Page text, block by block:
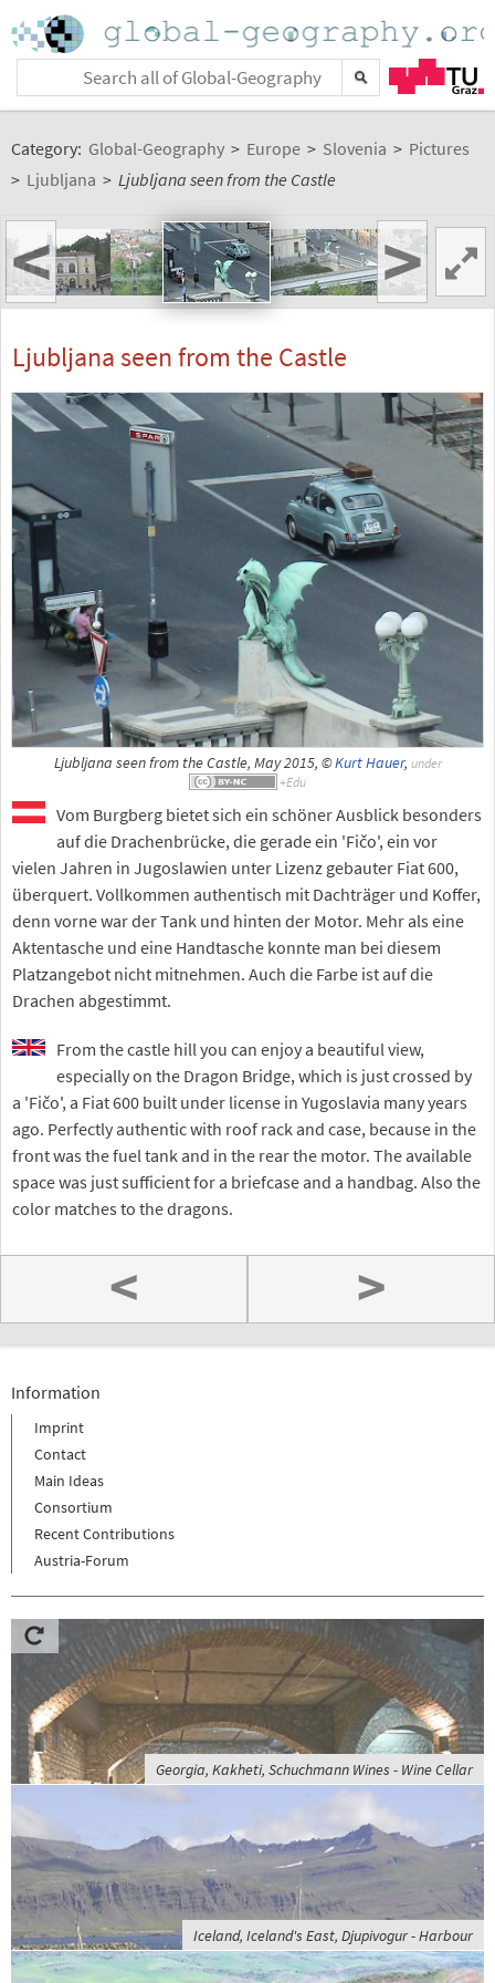
Category: Global-Geography > Europe > Slovenia > Pictures
> Ljubljana > Ljubljana seen from the Castle
< >
Ljubljana seen from the Castle
Ljubljana seen from the Castle, May 2015, ©Kurt Hauer, under
Vom Burgberg bietet sich ein schöner Ausblick besonders
auf die Drachenbrücke, die gerade ein 'Fičo', ein vor
vielen Jahren in Jugoslawien unter Lizenz gebauter Fiat 600,
überquert. Vollkommen authentisch mit Dachträger und Koffer,
denn vorne war der Tank und hinten der Motor. Mehr als eine
Aktentasche und eine Handtasche konnte man bei diesem
Platzangebot nicht mitnehmen. Auch die Farbe ist auf die
Drachen abgestimmt.
From the castle hill you can enjoy a beautiful view,
especially on the Dragon Bridge, which is just crossed by
a 'Fičo', a Fiat 600 built under license in Yugoslavia many years
ago. Perfectly authentic with roof rack and case, because in the
front was the fuel tank and in the rear the motor. The available
space was just sufficient for a briefcase and a handbag. Also the
color matches to the dragons.
< >
Information
Imprint
Contact
Main Ideas
Consortium
Recent Contributions
Austria-Forum
Georgia, Kakheti, Schuchmann Wines - Wine Cellar
Iceland, Iceland's East, Djupivogur - Harbour